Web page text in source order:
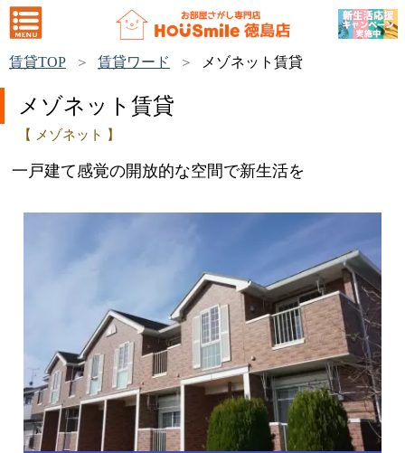
賃貸TOP 賃貸ワード メゾネット賃貸
メゾネット賃貸
【 メゾネット 】
一戸建て感覚の開放的な空間で新生活を